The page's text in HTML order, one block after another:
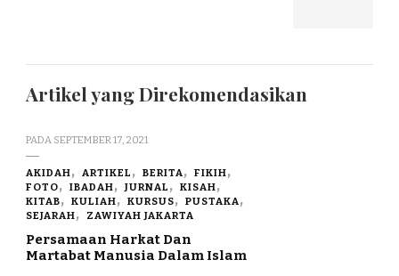
Artikel yang Direkomendasikan
PADA SEPTEMBER 17, 2021
AKIDAH ARTIKEL BERITA
FIKIH
FOTO
IBADAH JURNAL
KISAH
KITAB
KULIAH KURSUS
PUSTAKA
SEJARAH
ZAWIYAH JAKARTA
Persamaan Harkat Dan
Martabat Manusia Dalam Islam